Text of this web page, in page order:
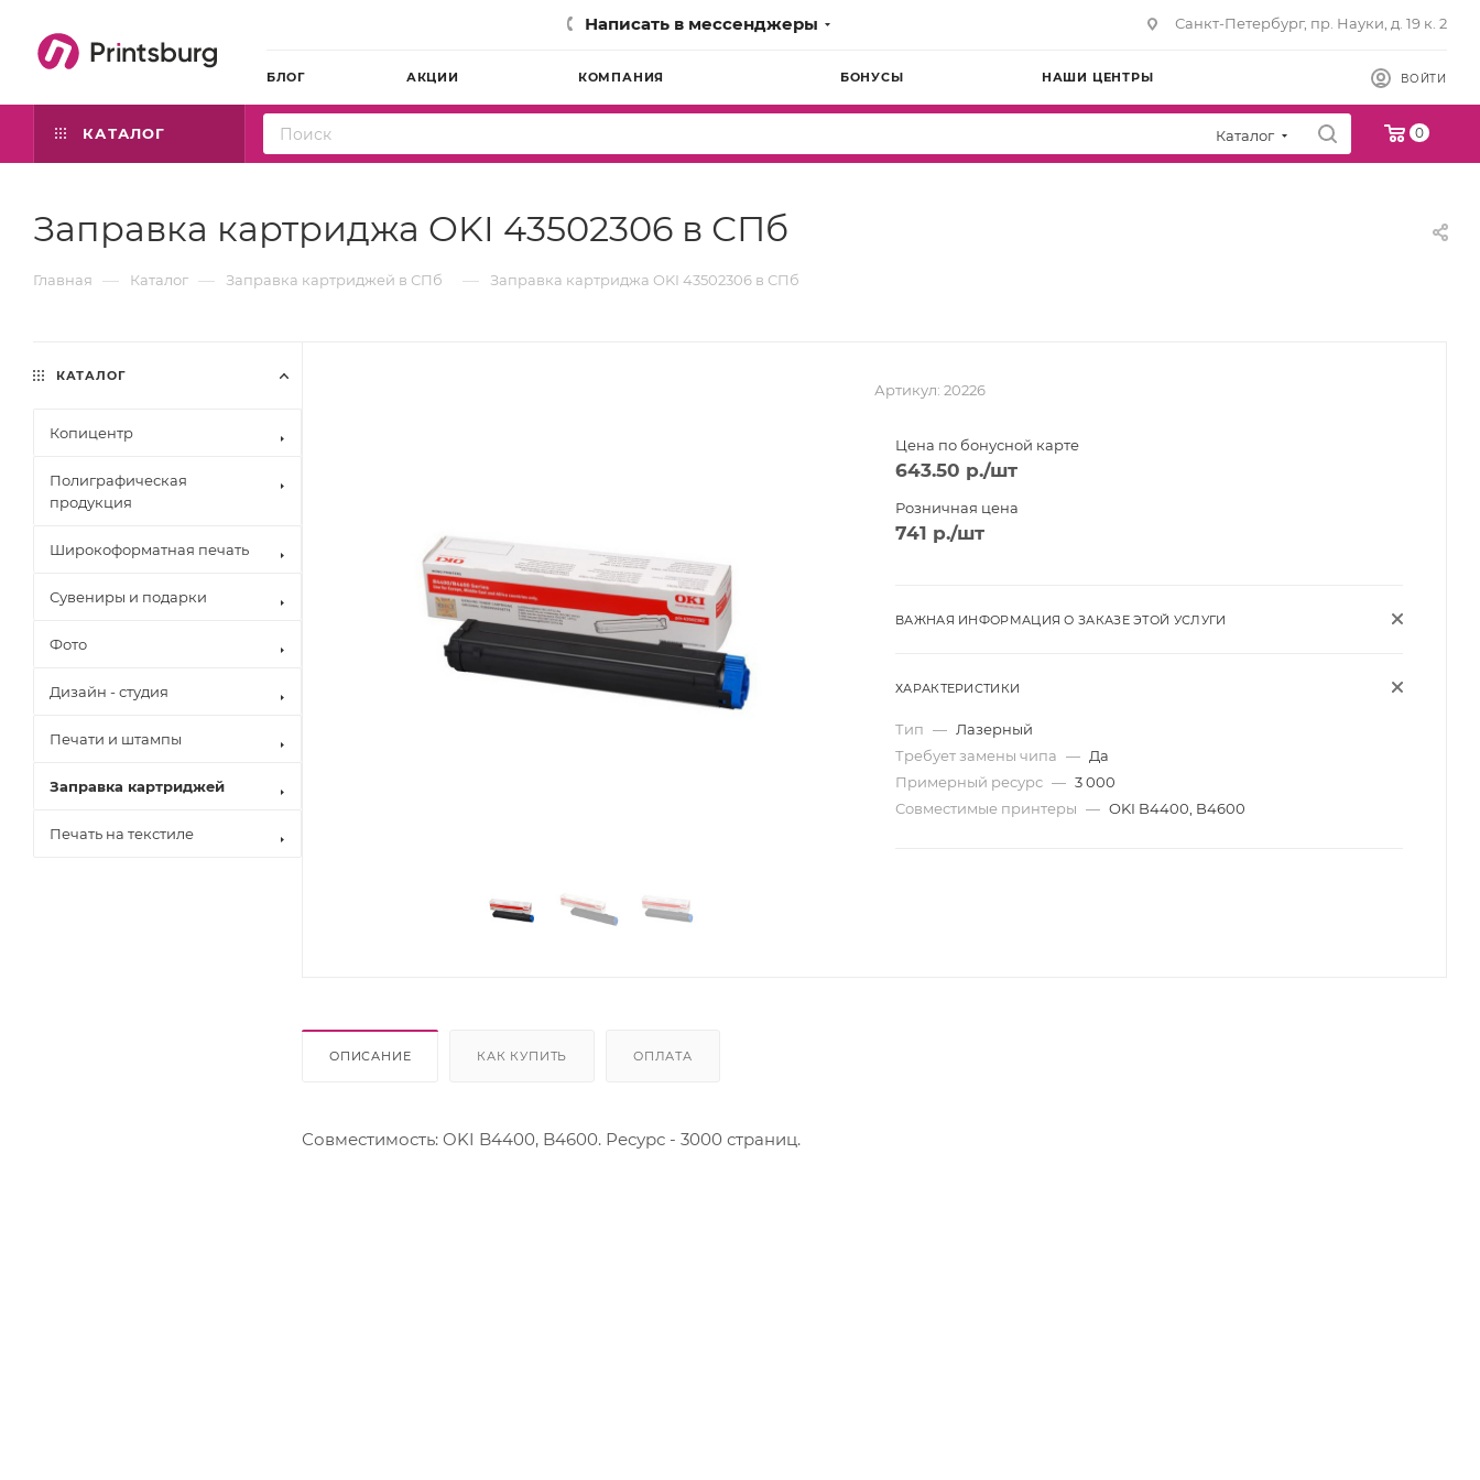
Написать в мессенджеры Санкт-Петербург, пр. Науки, д. 19 к. 2
БЛОГ АКЦИИ КОМПАНИЯ БОНУСЫ НАШИ ЦЕНТРЫ ВОЙТИ
КАТАЛОГ Каталог 0
Заправка картриджа OKI 43502306 в СПб
Главная — Каталог — Заправка картриджей в СПб — Заправка картриджа OKI 43502306 в СПб
Артикул: 20226
Цена по бонусной карте
643.50 р./шт
Розничная цена
741 р./шт
ВАЖНАЯ ИНФОРМАЦИЯ О ЗАКАЗЕ ЭТОЙ УСЛУГИ
ХАРАКТЕРИСТИКИ
Тип — Лазерный
Требует замены чипа — Да
Примерный ресурс — 3 000
Совместимые принтеры — OKI B4400, B4600
ОПИСАНИЕ КАК КУПИТЬ ОПЛАТА
Совместимость: OKI B4400, B4600. Ресурс - 3000 страниц.
КАТАЛОГ
Копицентр
Полиграфическая
продукция
Широкоформатная печать
Сувениры и подарки
Фото
Дизайн - студия
Печати и штампы
Заправка картриджей
OKI
Panasonic
Sharp
Печать на текстиле